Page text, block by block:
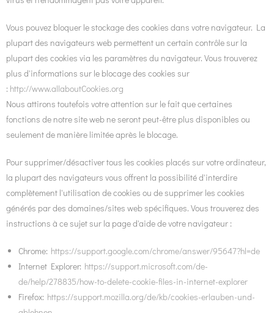
Vous pouvez bloquer le stockage des cookies dans votre navigateur. La
plupart des navigateurs web permettent un certain contrôle sur la
plupart des cookies via les paramètres du navigateur. Vous trouverez
plus d'informations sur le blocage des cookies sur
: http://www.allaboutCookies.org
Nous attirons toutefois votre attention sur le fait que certaines
fonctions de notre site web ne seront peut-être plus disponibles ou
seulement de manière limitée après le blocage.
Pour supprimer/désactiver tous les cookies placés sur votre ordinateur,
la plupart des navigateurs vous offrent la possibilité d'interdire
complètement l'utilisation de cookies ou de supprimer les cookies
générés par des domaines/sites web spécifiques. Vous trouverez des
instructions à ce sujet sur la page d'aide de votre navigateur :
Chrome: https://support.google.com/chrome/answer/95647?hl=de
Internet Explorer: https://support.microsoft.com/de-
de/help/278835/how-to-delete-cookie-files-in-internet-explorer
Firefox: https://support.mozilla.org/de/kb/cookies-erlauben-und-